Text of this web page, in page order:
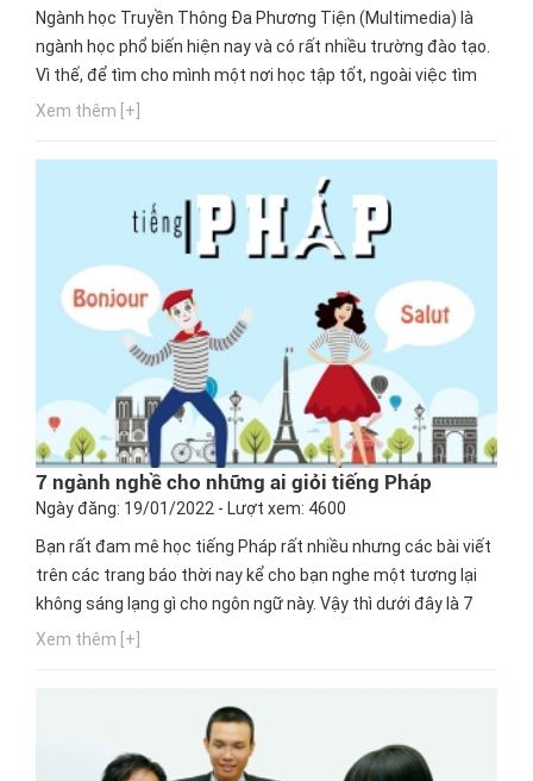
Ngành học Truyền Thông Đa Phương Tiện (Multimedia) là
ngành học phổ biến hiện nay và có rất nhiều trường đào tạo.
Vì thế, để tìm cho mình một nơi học tập tốt, ngoài việc tìm
hiểu thông tin, bạn nên chú ý đến cơ hội thực hành, cơ hội
giờ, hãy cùng Hướng nghiệp GPO cập nhật thông tin này...
Xem thêm [+]
7 ngành nghề cho những ai giỏi tiếng Pháp
Ngày đăng: 19/01/2022 - Lượt xem: 4600
Bạn rất đam mê học tiếng Pháp rất nhiều nhưng các bài viết
trên các trang báo thời nay kể cho bạn nghe một tương lại
không sáng lạng gì cho ngôn ngữ này. Vậy thì dưới đây là 7
nghề cho những ai không dám theo đuổi con đường Pháp
Xem thêm [+]